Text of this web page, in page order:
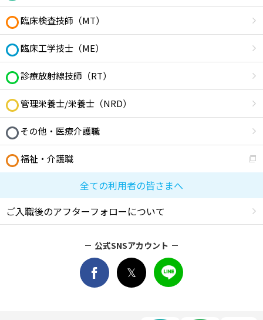
臨床検査技師（MT）
臨床工学技士（ME）
診療放射線技師（RT）
管理栄養士/栄養士（NRD）
その他・医療介護職
福祉・介護職
全ての利用者の皆さまへ
ご入職後のアフターフォローについて
公式SNSアカウント